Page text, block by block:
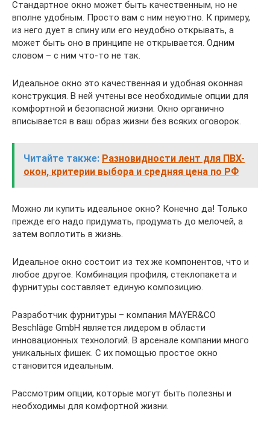
Стандартное окно может быть качественным, но не
вполне удобным. Просто вам с ним неуютно. К примеру,
из него дует в спину или его неудобно открывать, а
может быть оно в принципе не открывается. Одним
словом – с ним что-то не так.
Идеальное окно это качественная и удобная оконная
конструкция. В ней учтены все необходимые опции для
комфортной и безопасной жизни. Окно органично
вписывается в ваш образ жизни без всяких оговорок.
Читайте также: Разновидности лент для ПВХ-
окон, критерии выбора и средняя цена по РФ
Можно ли купить идеальное окно? Конечно да! Только
прежде его надо придумать, продумать до мелочей, а
затем воплотить в жизнь.
Идеальное окно состоит из тех же компонентов, что и
любое другое. Комбинация профиля, стеклопакета и
фурнитуры составляет единую композицию.
Разработчик фурнитуры – компания MAYER&CO
Beschläge GmbH является лидером в области
инновационных технологий. В арсенале компании много
уникальных фишек. С их помощью простое окно
становится идеальным.
Рассмотрим опции, которые могут быть полезны и
необходимы для комфортной жизни.